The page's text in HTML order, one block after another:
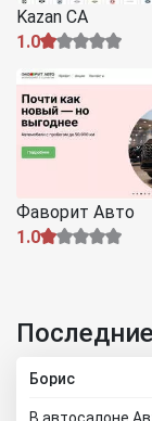
Kazan CA
1.0
Фаворит Авто
1.0
Борис